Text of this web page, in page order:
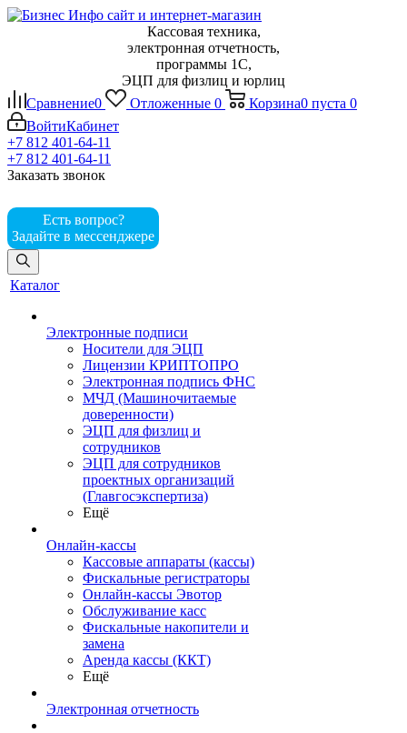
Кассовая техника,
электронная отчетность,
программы 1С,
ЭЦП для физлиц и юрлиц
Сравнение0 Отложенные 0 Корзина0 пуста 0
ВойтиКабинет
+7 812 401-64-11
+7 812 401-64-11
Заказать звонок
Есть вопрос?
Задайте в мессенджере
Каталог
Электронные подписи
Носители для ЭЦП
Лицензии КРИПТОПРО
Электронная подпись ФНС
МЧД (Машиночитаемые
доверенности)
ЭЦП для физлиц и
сотрудников
ЭЦП для сотрудников
проектных организаций
(Главгосэкспертиза)
Ещё
Онлайн-кассы
Кассовые аппараты (кассы)
Фискальные регистраторы
Онлайн-кассы Эвотор
Обслуживание касс
Фискальные накопители и
замена
Аренда кассы (ККТ)
Ещё
Электронная отчетность